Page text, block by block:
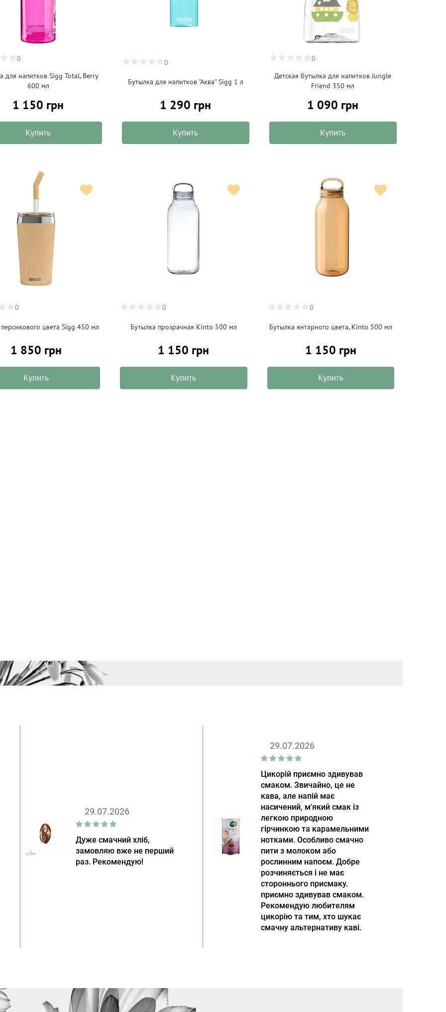
0
для напитков Sigg Total, Berry
600 мл
1 150 грн
Купить
0
Бутылка для напитков "Аква" Sigg 1 л
1 290 грн
Купить
0
Детская бутылка для напитков Jungle
Friend 350 мл
1 090 грн
Купить
0
цвета Sigg 450 мл
1 850 грн
Купить
0
Бутылка прозрачная Kinto 500 мл
1 150 грн
Купить
0
Бутылка янтарного цвета, Kinto 500 мл
1 150 грн
Купить
29.07.2026
Дуже смачний хліб,
замовляю вже не перший
раз. Рекомендую!
29.07.2026
Цикорій приємно здивував
смаком. Звичайно, це не
кава, але напій має
насичений, м'який смак із
легкою природною
гірчинкою та карамельними
нотками. Особливо смачно
пити з молоком або
рослинним напоєм. Добре
розчиняється і не має
стороннього присмаку.
приємно здивував смаком.
Рекомендую любителям
цикорію та тим, хто шукає
смачну альтернативу каві.